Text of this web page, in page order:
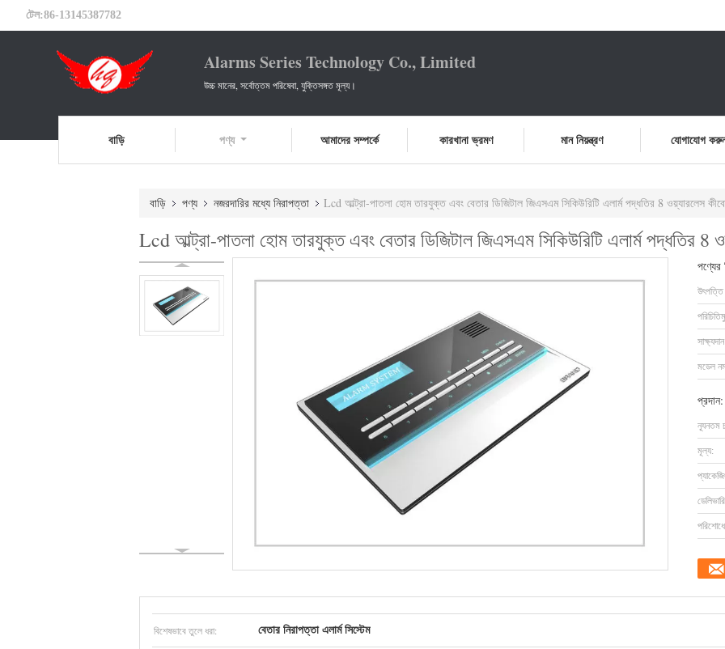
টেল:86-13145387782
Alarms Series Technology Co., Limited
উচ্চ মানের, সর্বোত্তম পরিষেবা, যুক্তিসঙ্গত মূল্য।
বাড়ি পণ্য আমাদের সম্পর্কে কারখানা ভ্রমণ মান নিয়ন্ত্রণ যোগাযোগ
বাড়ি পণ্য নজরদারির মধ্যে নিরাপত্তা Lcd আল্ট্রা-পাতলা হোম তারযুক্ত এবং বেতার ডিজিটাল জিএসএম সিকিউরিটি এলার্ম পদ্ধতির 8 ওয়্যারলেস
Lcd আল্ট্রা-পাতলা হোম তারযুক্ত এবং বেতার ডিজিটাল জিএসএম সিকিউরিটি এলার্ম পদ্ধতির
পণ্যের
সাক্ষ্যদান:
মডেল
প্রদান:
ন্যূনতম
মূল্য:
বিশেষভাবে তুলে ধরা: বেতার নিরাপত্তা এলার্ম সিস্টেম